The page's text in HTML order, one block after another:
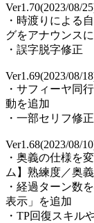
Ver1.70(2023/08/
・時渡りによる
グをアナウンス
・誤字脱字修正
Ver1.69(2023/08/
・サフィーヤ同
動を追加
・一部セリフ修正
Ver1.68(2023/08/
・奥義の仕様を
ム】熟練度／奥義
・経過ターン数
表示」を追加
・TP回復スキル